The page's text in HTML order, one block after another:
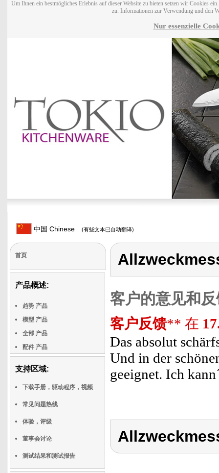
Um Ihnen ein bestmögliches Erlebnis auf dieser Website zu bieten setzen wir Cookies
zu. Informationen zur Verwendung und den
Nur essenzielle
中国 Chinese (有些文本已自动翻译)
首页
产品概述:
趋势 产品
模型 产品
全部 产品
配件 产品
支持区域:
下载手册，驱动程序，视频
常见问题热线
体验，评级
董事会讨论
测试结果和测试报告
客户的意见和
客户反馈** 在
Das absolut
Und in der
geeignet. Ich